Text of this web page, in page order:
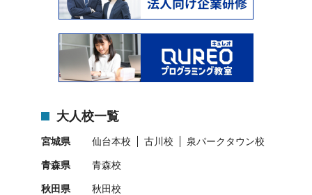
大人校一覧
宮城県 仙台本校 古川校 泉パークタウン校
青森県 青森校
秋田県 秋田校